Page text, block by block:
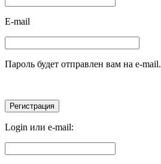
E-mail
Пароль будет отправлен вам на e-mail.
Login или e-mail: